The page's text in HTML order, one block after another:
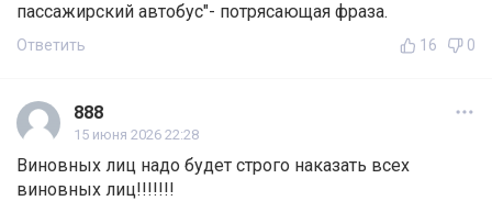
пассажирский автобус"- потрясающая фраза.
Ответить 16 0
888
15 июня 2026 22:28
Виновных лиц надо будет строго наказать всех
виновных лиц!!!!!!!